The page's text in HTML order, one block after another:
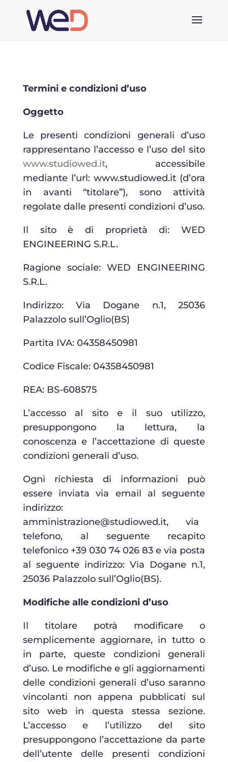
Termini e condizioni d’uso
Oggetto
Le presenti condizioni generali d’uso
rappresentano l’accesso e l’uso del sito
www.studiowed.it, accessibile
mediante l’url: www.studiowed.it (d’ora
in avanti “titolare”), sono attività
regolate dalle presenti condizioni d’uso.
Il sito è di proprietà di: WED
ENGINEERING S.R.L.
Ragione sociale: WED ENGINEERING
S.R.L.
Indirizzo: Via Dogane n.1, 25036
Palazzolo sull’Oglio(BS)
Partita IVA: 04358450981
Codice Fiscale: 04358450981
REA: BS-608575
L’accesso al sito e il suo utilizzo,
presuppongono la lettura, la
conoscenza e l’accettazione di queste
condizioni generali d’uso.
Ogni richiesta di informazioni può
essere inviata via email al seguente
indirizzo:
amministrazione@studiowed.it, via
telefono, al seguente recapito
telefonico +39 030 74 026 83 e via posta
al seguente indirizzo: Via Dogane n.1,
25036 Palazzolo sull’Oglio(BS).
Modifiche alle condizioni d’uso
Il titolare potrà modificare o
semplicemente aggiornare, in tutto o
in parte, queste condizioni generali
d’uso. Le modifiche e gli aggiornamenti
delle condizioni generali d’uso saranno
vincolanti non appena pubblicati sul
sito web in questa stessa sezione.
L’accesso e l’utilizzo del sito
presuppongono l’accettazione da parte
dell’utente delle presenti condizioni